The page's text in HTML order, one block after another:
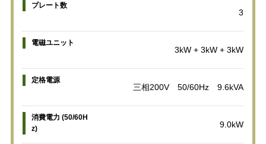
プレート数
3
電磁ユニット
3kW + 3kW + 3kW
定格電源
三相200V 50/60Hz 9.6kVA
消費電力 (50/60H
z)
9.0kW